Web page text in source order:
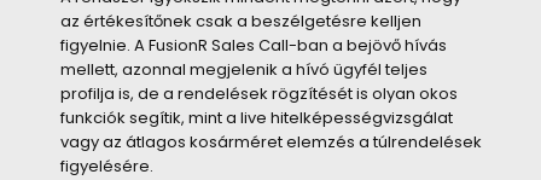
az értékesítőnek csak a beszélgetésre kelljen
figyelnie. A FusionR Sales Call-ban a bejövő hívás
mellett, azonnal megjelenik a hívó ügyfél teljes
profilja is, de a rendelések rögzítését is olyan okos
funkciók segítik, mint a live hitelképességvizsgálat
vagy az átlagos kosárméret elemzés a túlrendelések
figyelésére.